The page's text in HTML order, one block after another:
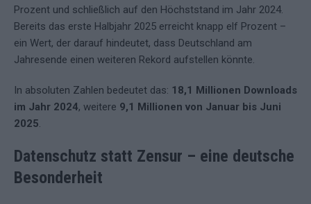
Prozent und schließlich auf den Höchststand im Jahr 2024.
Bereits das erste Halbjahr 2025 erreicht knapp elf Prozent –
ein Wert, der darauf hindeutet, dass Deutschland am
Jahresende einen weiteren Rekord aufstellen könnte.
In absoluten Zahlen bedeutet das: 18,1 Millionen Downloads
im Jahr 2024, weitere 9,1 Millionen von Januar bis Juni
2025.
Datenschutz statt Zensur – eine deutsche
Besonderheit